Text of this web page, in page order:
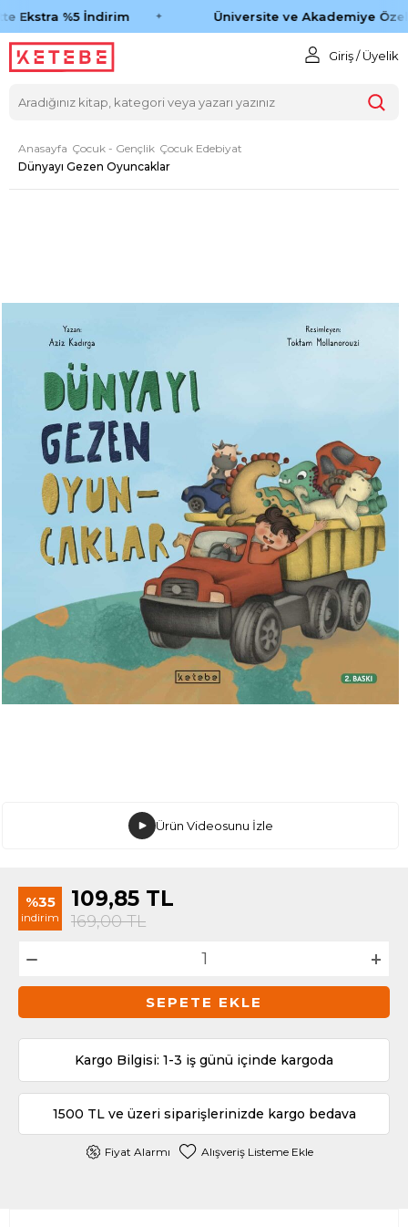
Ekstra %5 İndirim Üniversite ve Akademiye Özel
Giriş / Üyelik
Anasayfa Çocuk - Gençlik Çocuk Edebiyat
Dünyayı Gezen Oyuncaklar
Ürün Videosunu İzle
%35
indirim
109,85 TL
169,00TL
SEPETE EKLE
Kargo Bilgisi: 1-3 iş günü içinde kargoda
1500 TL ve üzeri siparişlerinizde kargo bedava
Fiyat Alarmı Alışveriş Listeme Ekle